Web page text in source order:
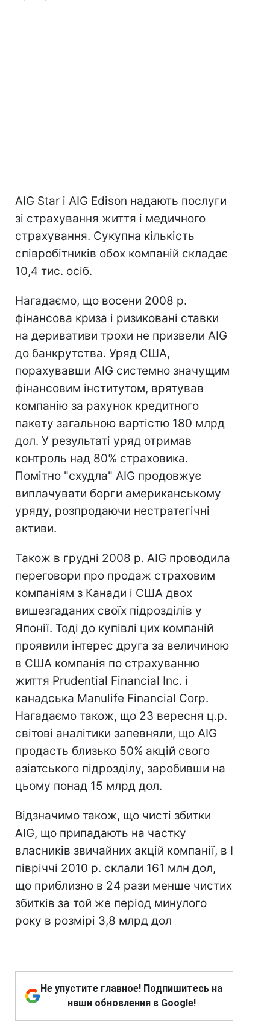
AIG Star і AIG Edison надають послуги
зі страхування життя і медичного
страхування. Сукупна кількість
співробітників обох компаній складає
10,4 тис. осіб.
Нагадаємо, що восени 2008 р.
фінансова криза і ризиковані ставки
на деривативи трохи не призвели AIG
до банкрутства. Уряд США,
порахувавши AIG системно значущим
фінансовим інститутом, врятував
компанію за рахунок кредитного
пакету загальною вартістю 180 млрд
дол. У результаті уряд отримав
контроль над 80% страховика.
Помітно "схудла" AIG продовжує
виплачувати борги американському
уряду, розпродаючи нестратегічні
активи.
Також в грудні 2008 р. AIG проводила
переговори про продаж страховим
компаніям з Канади і США двох
вишезгаданих своїх підрозділів у
Японії. Тоді до купівлі цих компаній
проявили інтерес друга за величиною
в США компанія по страхуванню
життя Prudential Financial Inc. і
канадська Manulife Financial Corp.
Нагадаємо також, що 23 вересня ц.р.
світові аналітики запевняли, що AIG
продасть близько 50% акцій свого
азіатського підрозділу, заробивши на
цьому понад 15 млрд дол.
Відзначимо також, що чисті збитки
AIG, що припадають на частку
власників звичайних акцій компанії, в I
півріччі 2010 р. склали 161 млн дол,
що приблизно в 24 рази менше чистих
збитків за той же період минулого
року в розмірі 3,8 млрд дол
Не упустите главное! Подпишитесь на
наши обновления в Google!